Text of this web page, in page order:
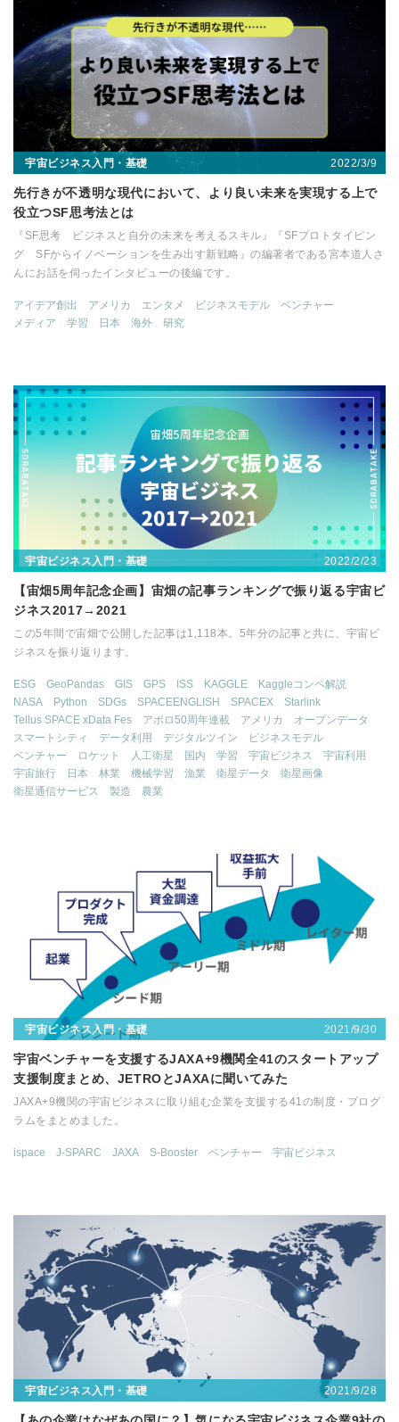
宇宙ビジネス入門・基礎 2022/3/9
先行きが不透明な現代において、より良い未来を実現する上で
役立つSF思考法とは
『SF思考 ビジネスと自分の未来を考えるスキル』『SFプロトタイピン
グ SFからイノベーションを生み出す新戦略』の編著者である宮本道人さ
んにお話を伺ったインタビューの後編です。
アイデア創出 アメリカ エンタメ ビジネスモデル
ベンチャー
メディア
学習 日本 海外 研究
宇宙ビジネス入門・基礎 2022/2/23
【宙畑5周年記念企画】宙畑の記事ランキングで振り返る宇宙ビ
ジネス2017→2021
この5年間で宙畑で公開した記事は1,118本。5年分の記事と共に、宇宙ビ
ジネスを振り返ります。
ESG GeoPandas GIS GPS ISS KAGGLE
Kaggleコンペ解説
NASA
Python SDGs SPACEENGLISH SPACEX
Starlink
Tellus SPACE xData Fes
アポロ50周年連載 アメリカ
オープンデータ
スマートシティ
データ利用 デジタルツイン
ビジネスモデル
ベンチャー
ロケット 人工衛星 国内 学習 宇宙ビジネス
宇宙利用
宇宙旅行
日本 林業 機械学習 漁業 衛星データ
衛星画像
衛星通信サービス
製造 農業
宇宙ビジネス入門・基礎 2021/9/30
宇宙ベンチャーを支援するJAXA+9機関全41のスタートアップ
支援制度まとめ、JETROとJAXAに聞いてみた
JAXA+9機関の宇宙ビジネスに取り組む企業を支援する41の制度・プログ
ラムをまとめました。
ispace J-SPARC JAXA S-Booster ベンチャー 宇宙ビジネス
宇宙ビジネス入門・基礎 2021/9/28